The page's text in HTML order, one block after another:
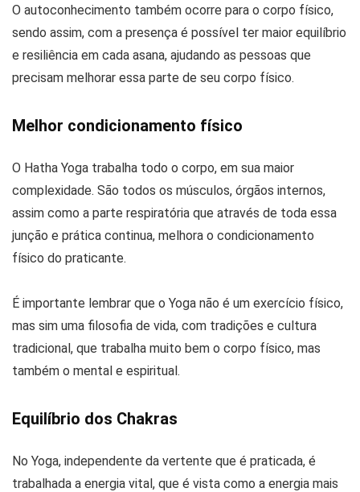
O autoconhecimento também ocorre para o corpo físico,
sendo assim, com a presença é possível ter maior equilíbrio
e resiliência em cada asana, ajudando as pessoas que
precisam melhorar essa parte de seu corpo físico.
Melhor condicionamento físico
O Hatha Yoga trabalha todo o corpo, em sua maior
complexidade. São todos os músculos, órgãos internos,
assim como a parte respiratória que através de toda essa
junção e prática continua, melhora o condicionamento
físico do praticante.
É importante lembrar que o Yoga não é um exercício físico,
mas sim uma filosofia de vida, com tradições e cultura
tradicional, que trabalha muito bem o corpo físico, mas
também o mental e espiritual.
Equilíbrio dos Chakras
No Yoga, independente da vertente que é praticada, é
trabalhada a energia vital, que é vista como a energia mais